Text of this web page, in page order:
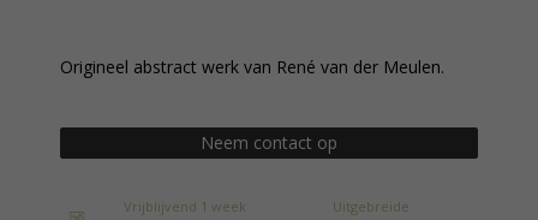
Origineel abstract werk van René van der Meulen.
Neem contact op
Vrijblijvend 1 week
Uitgebreide